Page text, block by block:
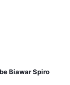
Biawar Spiro